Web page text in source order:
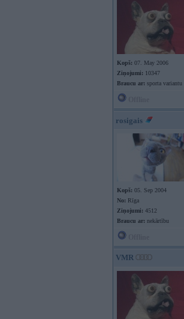
Kopš: 07. May 2006
Ziņojumi: 10347
Braucu ar: sporta variantu
rosigais
Kopš: 05. Sep 2004
No: Rīga
Ziņojumi: 4512
Braucu ar: nekārtību
VMR